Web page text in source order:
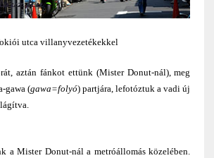
utca villanyvezetékekkel
aztán fánkot ettünk (Mister Donut-nál), meg
gawa (gawa=folyó) partjára, lefotóztuk a vadi új
a Mister Donut-nál a metróállomás közelében.